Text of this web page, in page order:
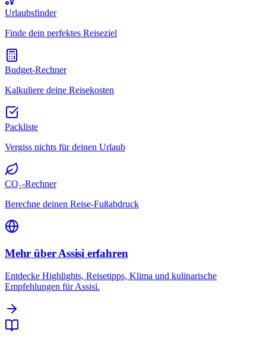
Urlaubsfinder
Finde dein perfektes Reiseziel
Budget-Rechner
Kalkuliere deine Reisekosten
Packliste
Vergiss nichts für deinen Urlaub
CO₂-Rechner
Berechne deinen Reise-Fußabdruck
Mehr über Assisi erfahren
Entdecke Highlights, Reisetipps, Klima und kulinarische
Empfehlungen für Assisi.